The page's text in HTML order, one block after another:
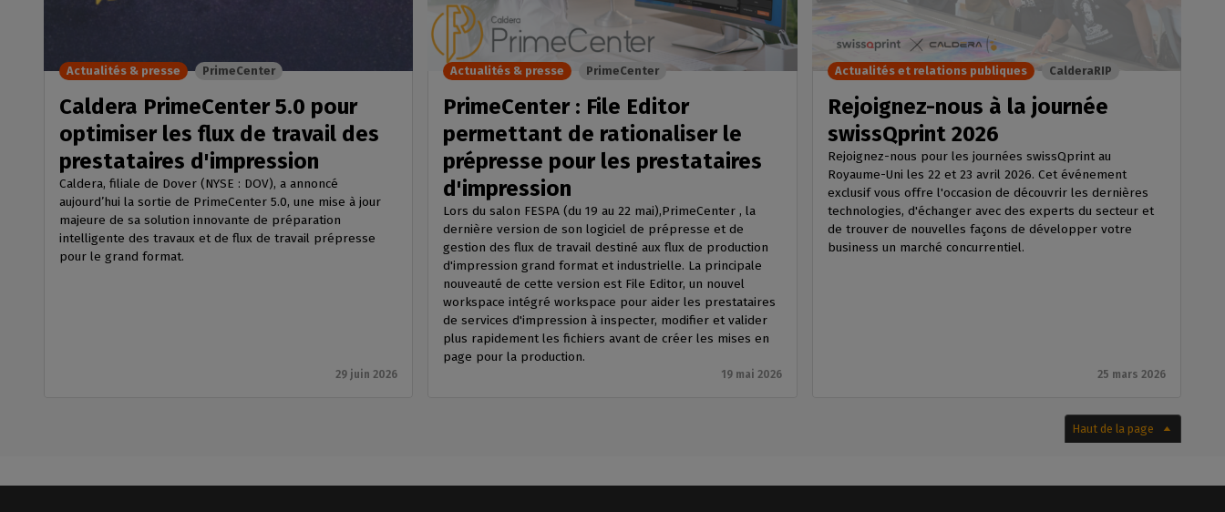
Caldera PrimeCenter 5.0 pour
optimiser les flux de travail des
prestataires d'impression
Caldera, filiale de Dover (NYSE : DOV), a annoncé
aujourd’hui la sortie de PrimeCenter 5.0, une mise à jour
majeure de sa solution innovante de préparation
intelligente des travaux et de flux de travail prépresse
pour le grand format.
29 juin 2026
Actualités & presse PrimeCenter
PrimeCenter : File Editor
permettant de rationaliser le
prépresse pour les prestataires
d'impression
Lors du salon FESPA (du 19 au 22 mai),PrimeCenter , la
dernière version de son logiciel de prépresse et de
gestion des flux de travail destiné aux flux de production
d'impression grand format et industrielle. La principale
nouveauté de cette version est File Editor, un nouvel
workspace intégré workspace pour aider les prestataires
de services d'impression à inspecter, modifier et valider
plus rapidement les fichiers avant de créer les mises en
page pour la production.
19 mai 2026
Actualités & presse PrimeCenter
Rejoignez-nous à la journée
swissQprint 2026
Rejoignez-nous pour les journées swissQprint au
Royaume-Uni les 22 et 23 avril 2026. Cet événement
exclusif vous offre l'occasion de découvrir les dernières
technologies, d'échanger avec des experts du secteur et
de trouver de nouvelles façons de développer votre
business un marché concurrentiel.
25 mars 2026
Actualités et relations publiques CalderaRIP
Haut de la page